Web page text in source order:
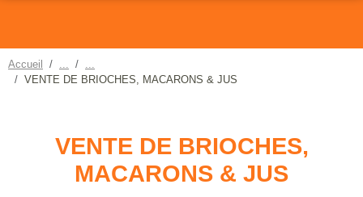
Accueil
VENTE DE BRIOCHES, MACARONS & JUS
VENTE DE BRIOCHES,
MACARONS & JUS